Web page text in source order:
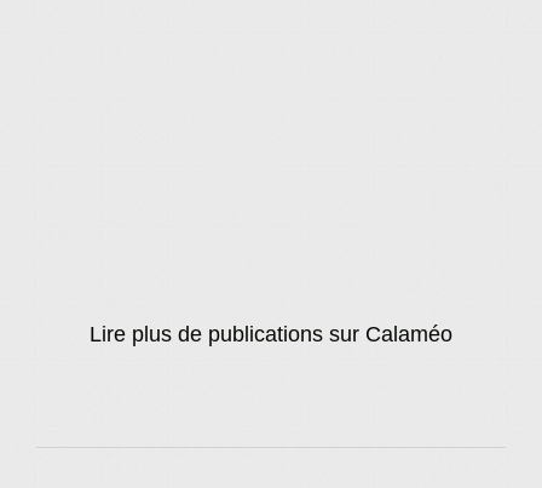
Lire plus de publications sur Calaméo